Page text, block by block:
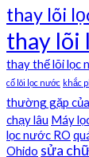
thay lõi
thay lõi
thay thế lõi lọc
cố lõi lọc nước khắc
thường gặp
chạy lâu Máy
lọc nước RO
Ohido sửa